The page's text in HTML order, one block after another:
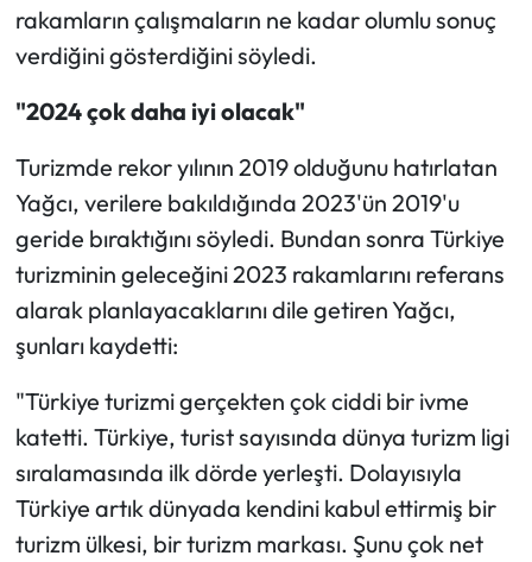
rakamların çalışmaların ne kadar olumlu sonuç
verdiğini gösterdiğini söyledi.
"2024 çok daha iyi olacak"
Turizmde rekor yılının 2019 olduğunu hatırlatan
Yağcı, verilere bakıldığında 2023'ün 2019'u
geride bıraktığını söyledi. Bundan sonra Türkiye
turizminin geleceğini 2023 rakamlarını referans
alarak planlayacaklarını dile getiren Yağcı,
şunları kaydetti:
"Türkiye turizmi gerçekten çok ciddi bir ivme
katetti. Türkiye, turist sayısında dünya turizm ligi
sıralamasında ilk dörde yerleşti. Dolayısıyla
Türkiye artık dünyada kendini kabul ettirmiş bir
turizm ülkesi, bir turizm markası. Şunu çok net